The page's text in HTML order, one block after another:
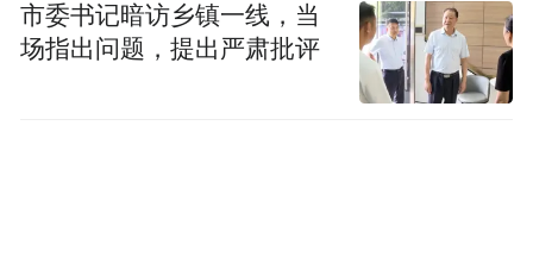
市委书记暗访乡镇一线，当
场指出问题，提出严肃批评